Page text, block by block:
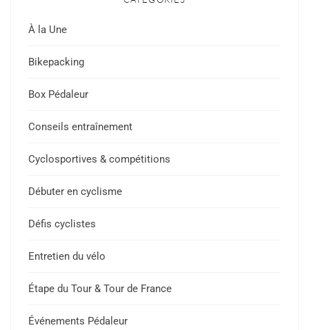
À la Une
Bikepacking
Box Pédaleur
Conseils entraînement
Cyclosportives & compétitions
Débuter en cyclisme
Défis cyclistes
Entretien du vélo
Étape du Tour & Tour de France
Événements Pédaleur